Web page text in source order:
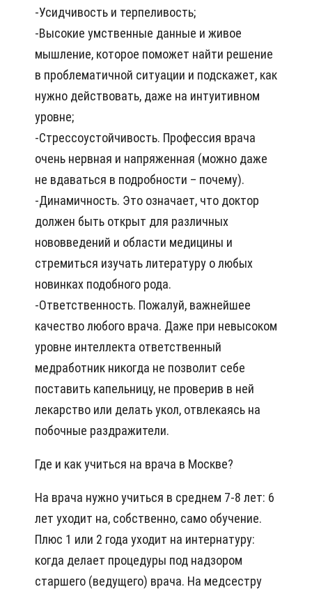
-Усидчивость и терпеливость;
-Высокие умственные данные и живое
мышление, которое поможет найти решение
в проблематичной ситуации и подскажет, как
нужно действовать, даже на интуитивном
уровне;
-Стрессоустойчивость. Профессия врача
очень нервная и напряженная (можно даже
не вдаваться в подробности – почему).
-Динамичность. Это означает, что доктор
должен быть открыт для различных
нововведений и области медицины и
стремиться изучать литературу о любых
новинках подобного рода.
-Ответственность. Пожалуй, важнейшее
качество любого врача. Даже при невысоком
уровне интеллекта ответственный
медработник никогда не позволит себе
поставить капельницу, не проверив в ней
лекарство или делать укол, отвлекаясь на
побочные раздражители.
Где и как учиться на врача в Москве?
На врача нужно учиться в среднем 7-8 лет: 6
лет уходит на, собственно, само обучение.
Плюс 1 или 2 года уходит на интернатуру:
когда делает процедуры под надзором
старшего (ведущего) врача. На медсестру